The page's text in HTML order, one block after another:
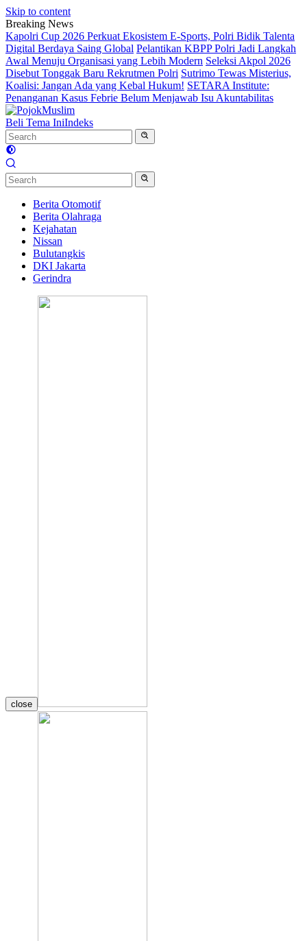
Skip to content
Breaking News
Kapolri Cup 2026 Perkuat Ekosistem E-Sports, Polri Bidik Talenta
Digital Berdaya Saing Global Pelantikan KBPP Polri Jadi Langkah
Awal Menuju Organisasi yang Lebih Modern Seleksi Akpol 2026
Disebut Tonggak Baru Rekrutmen Polri Sutrimo Tewas Misterius,
Koalisi: Jangan Ada yang Kebal Hukum! SETARA Institute:
Penanganan Kasus Febrie Belum Menjawab Isu Akuntabilitas
Beli Tema IniIndeks
Berita Otomotif
Berita Olahraga
Kejahatan
Nissan
Bulutangkis
DKI Jakarta
Gerindra
close